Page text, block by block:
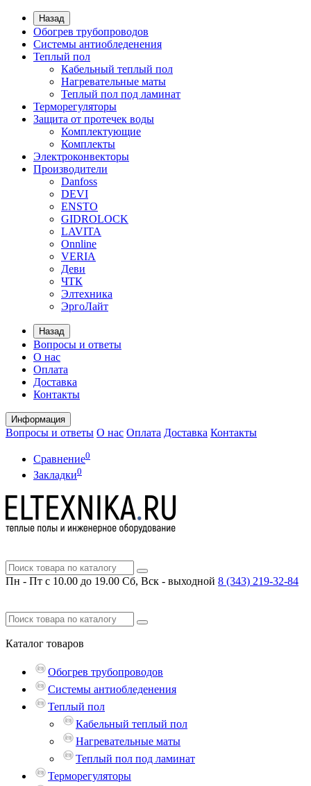
Назад
Обогрев трубопроводов
Системы антиобледенения
Теплый пол
Кабельный теплый пол
Нагревательные маты
Теплый пол под ламинат
Терморегуляторы
Защита от протечек воды
Комплектующие
Комплекты
Электроконвекторы
Производители
Danfoss
DEVI
ENSTO
GIDROLOCK
LAVITA
Onnline
VERIA
Деви
ЧТК
Элтехника
ЭргоЛайт
Назад
Вопросы и ответы
О нас
Оплата
Доставка
Контакты
Информация
Вопросы и ответы О нас Оплата Доставка Контакты
Сравнение0
Закладки0
Пн - Пт с 10.00 до 19.00 Сб, Вск - выходной 8 (343) 219-32-84
Каталог товаров
Обогрев трубопроводов
Системы антиобледенения
Теплый пол
Кабельный теплый пол
Нагревательные маты
Теплый пол под ламинат
Терморегуляторы